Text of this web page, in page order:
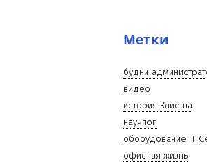
Метки
будни
видео
история Клиента
научпоп
оборудование IT
офисная жизнь